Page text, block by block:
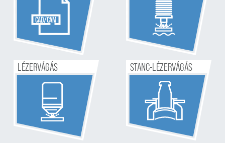
CAD/CAM
LÉZERVÁGÁS S -
TANC LÉZERVÁGÁS